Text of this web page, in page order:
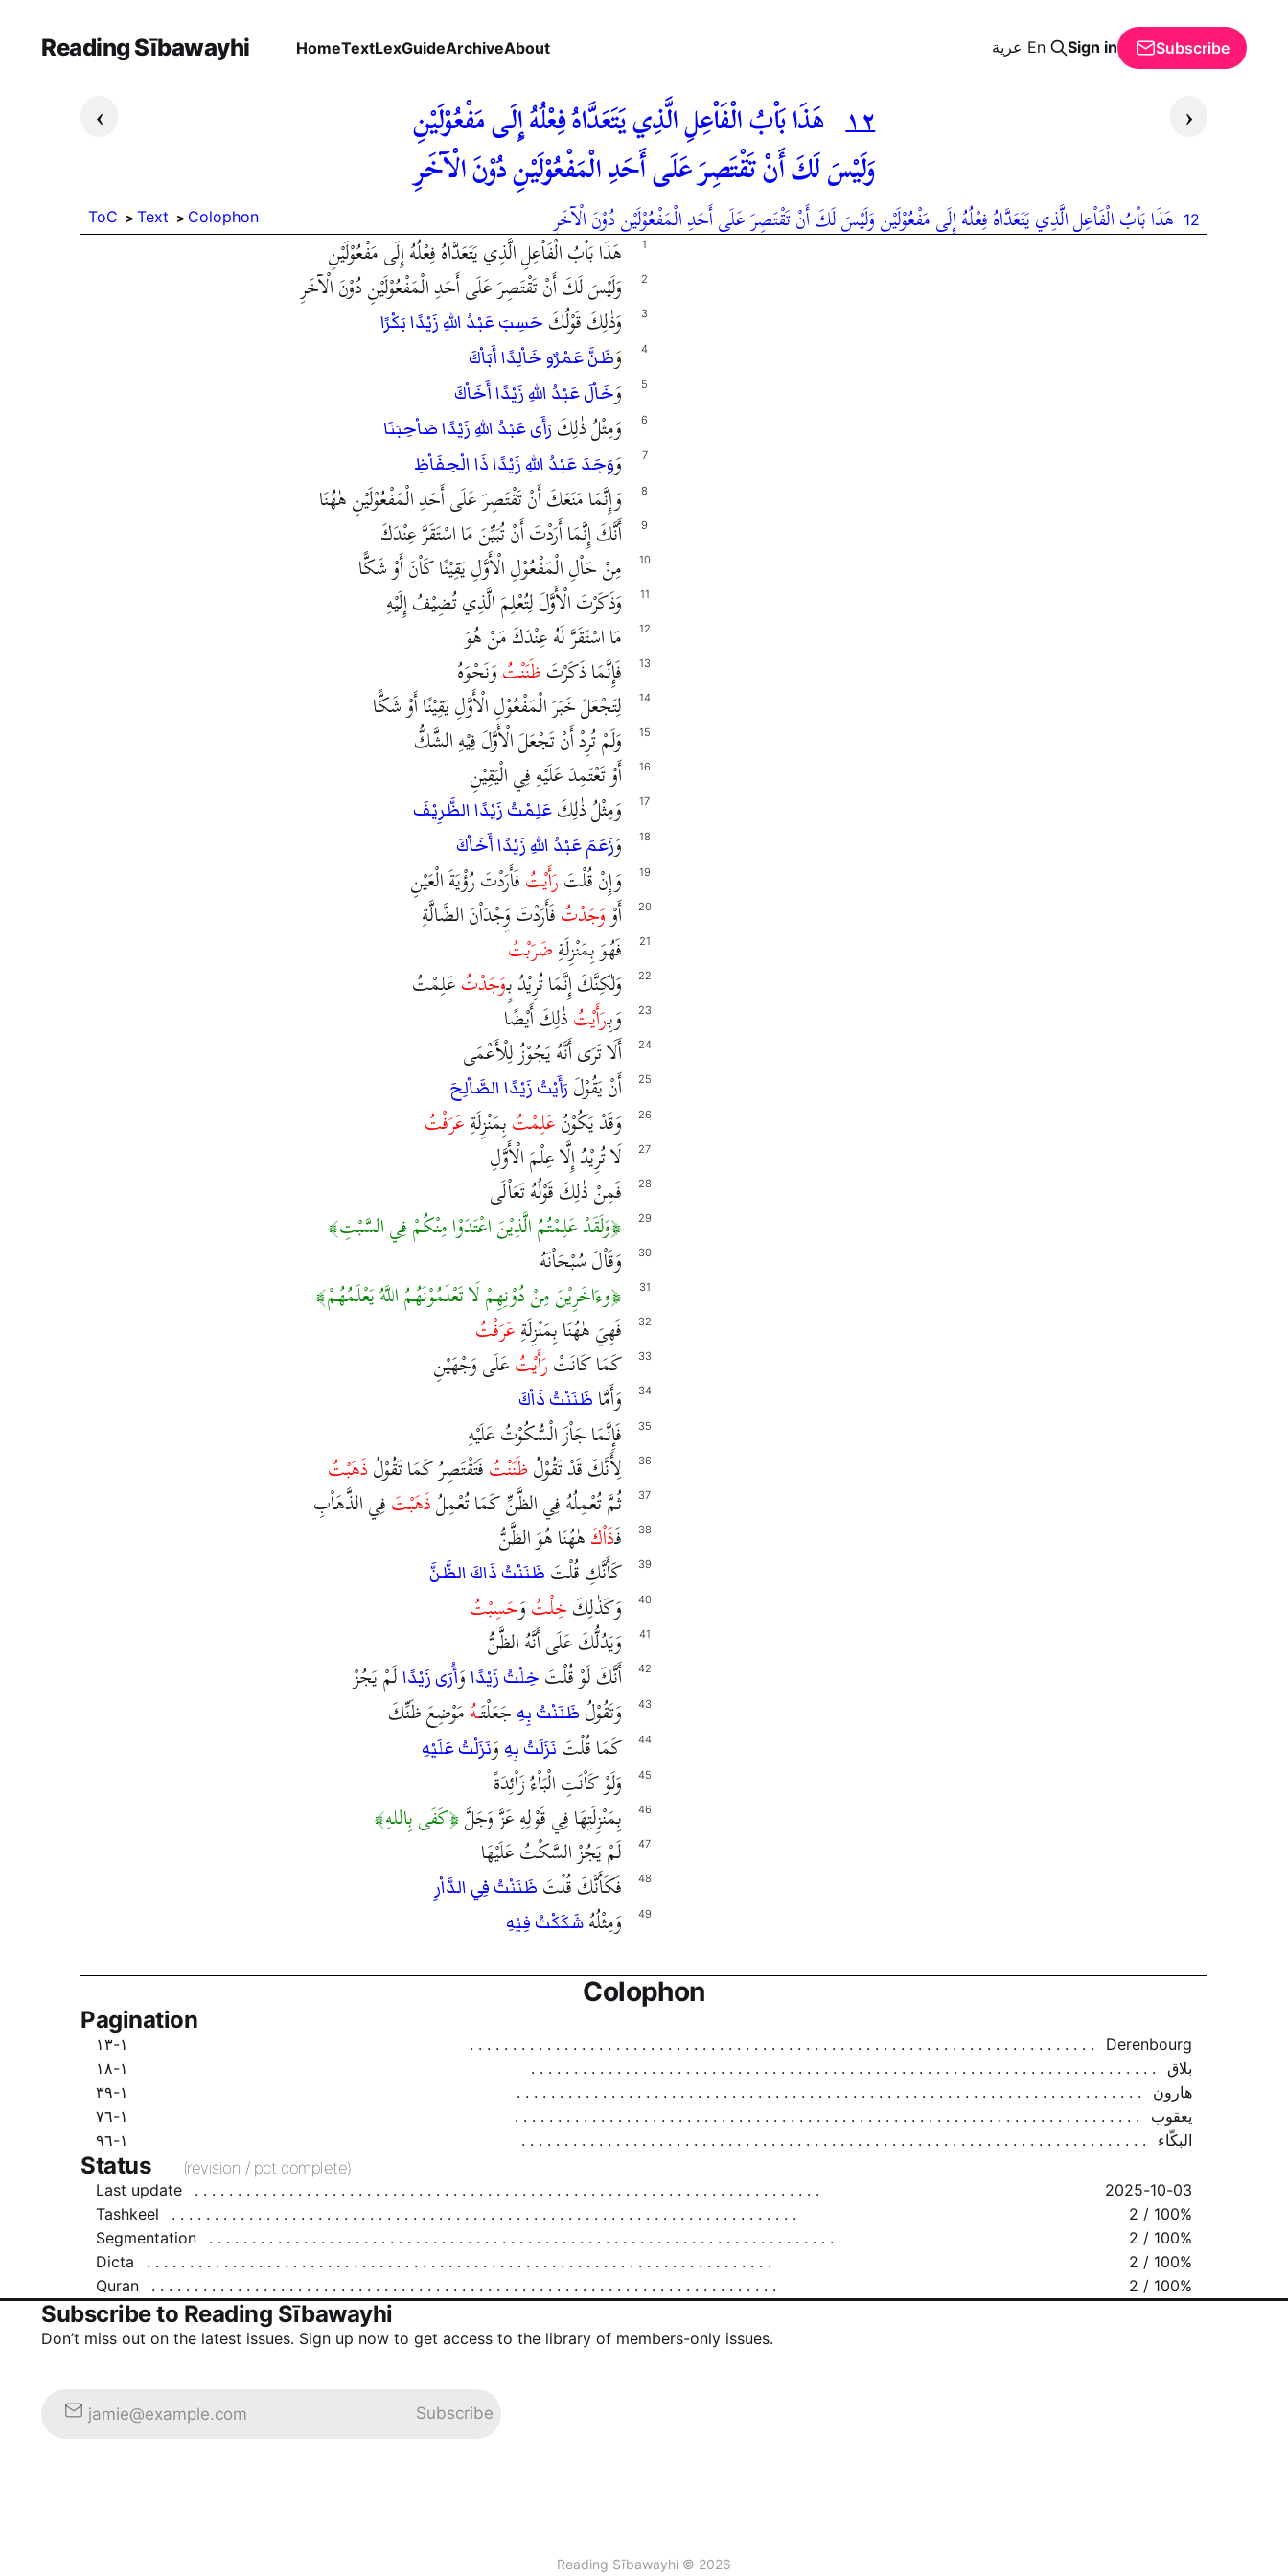
Reading Sībawayhi HomeTextLexGuideArchiveAbout عرية En Sign in Subscribe
› ‹ ١٢ هَذَا بَاْبُ الْفَاْعِلِ الَّذِي يَتَعَدَّاهُ فِعْلُهُ إِلَى مَفْعُوْلَيْنِ
وَلَيْسَ لَكَ أَنْ تَقْتَصِرَ عَلَى أَحَدِ الْمَفْعُوْلَيْنِ دُوْنَ الْآخَرِ
ToC Text Colophon 12 هَذَا بَاْبُ الْفَاْعِلِ الَّذِي يَتَعَدَّاهُ فِعْلُهُ إِلَى مَفْعُوْلَيْنِ وَلَيْسَ لَكَ أَنْ تَقْتَصِرَ عَلَى أَحَدِ الْمَفْعُوْلَيْنِ دُوْنَ الْآخَرِ
هَذَا بَاْبُ الْفَاْعِلِ الَّذِي يَتَعَدَّاهُ فِعْلُهُ إِلَى مَفْعُوْلَيْنِ
1
وَلَيْسَ لَكَ أَنْ تَقْتَصِرَ عَلَى أَحَدِ الْمَفْعُوْلَيْنِ دُوْنَ الْآخَرِ 2
وَذٰلِكَ قَوْلُكَ حَسِبَ عَبْدُ اللهِ زَيْدًا بَكْرًا 3
وَظَنَّ عَمْرٌو خَاْلِدًا أَبَاْكَ 4
وَخَاْلَ عَبْدُ اللهِ زَيْدًا أَخَاْكَ 5
وَمِثْلُ ذٰلِكَ رَأَى عَبْدُ اللهِ زَيْدًا صَاْحِبَنَا 6
وَوَجَدَ عَبْدُ اللهِ زَيْدًا ذَا الْحِفَاْظِ 7
وَإِنَّمَا مَنَعَكَ أَنْ تَقْتَصِرَ عَلَى أَحَدِ الْمَفْعُوْلَيْنِ هٰهُنَا 8
أَنَّكَ إِنَّمَا أَرَدْتَ أَنْ تُبَيِّنَ مَا اسْتَقَرَّ عِنْدَكَ 9
مِنْ حَاْلِ الْمَفْعُوْلِ الْأَوَّلِ يَقِيْنًا كَاْنَ أَوْ شَكًّا 10
وَذَكَرْتَ الْأَوَّلَ لِتُعْلِمَ الَّذِي تُضِيْفُ إِلَيْهِ 11
مَا اسْتَقَرَّ لَهُ عِنْدَكَ مَنْ هُوَ 12
فَإِنَّمَا ذَكَرْتَظَنَنْتُوَنَحْوَهُ 13
لِتَجْعَلَ خَبَرَ الْمَفْعُوْلِ الْأَوَّلِ يَقِيْنًا أَوْ شَكًّا 14
وَلَمْ تُرِدْ أَنْ تَجْعَلَ الْأَوَّلَ فِيْهِ الشَّكُّ 15
أَوْ تَعْتَمِدَ عَلَيْهِ فِي الْيَقِيْنِ 16
وَمِثْلُ ذٰلِكَ عَلِمْتُ زَيْدًا الظَّرِيْفَ 17
وَزَعَمَ عَبْدُ اللهِ زَيْدًا أَخَاْكَ 18
وَإِنْ قُلْتَرَأَيْتُفَأَرَدْتَ رُؤْيَةَ الْعَيْنِ 19
أَوْوَجَدْتُفَأَرَدْتَ وَِجْدَاْنَ الضَّالَّةِ 20
فَهُوَ بِمَنْزِلَةِضَرَبْتُ 21
وَلٰكِنَّكَ إِنَّمَا تُرِيْدُ ب‍ِِـوَجَدْتُعَلِمْتُ 22
وَبِـرَأَيْتُذٰلِكَ أَيْضًا 23
أَلَا تَرَى أَنَّهُ يَجُوْزُ لِلْأَعْمَى 24
أَنْ يَقُوْلَ رَأَيْتُ زَيْدًا الصَّاْلِحَ 25
وَقَدْ يَكُوْنُعَلِمْتُبِمَنْزِلَةِعَرَفْتُ 26
لَا تُرِيْدُ إِلَّا عِلْمَ الْأَوَّلِ 27
فَمِنْ ذٰلِكَ قَوْلُهُ تَعَاْلَى 28
وَلَقَدْ عَلِمْتُمُ الَّذِيْنَ اعْتَدَوْا مِنْكُمْ فِي السَّبْتِ 29
وَقَاْلَ سُبْحَاْنَهُ 30
وءَاخَرِيْنَ مِنْ دُوْنِهِمْ لَا تَعْلَمُوْنَهُمُ اللَّهُ يَعْلَمُهُمْ 31
فَهِيَ هٰهُنَا بِمَنْزِلَةِعَرَفْتُ 32
كَمَا كَانَتْرَأَيْتُعَلَى وَجْهَيْنِ 33
وَأَمَّا ظَنَنْتُ ذَاْكَ 34
فَإِنَّمَا جَاْزَ الْسُّكُوْتُ عَلَيْهِ 35
لِأَنَّكَ قَدْ تَقُوْلُظَنَنْتُفَتَقْتَصِرُ كَمَا تَقُوْلُذَهَبْتُ 36
ثُمَّ تُعْمِلُهُ فِي الظَّنِّ كَمَا تُعْمِلُذَهَبْتَفِي الذَّهَاْبِ 37
فَـذَاْكَهٰهُنَا هُوَ الظَّنُّ 38
كَأَنَّكِ قُلْتَ ظَنَنْتُ ذَاكَ الظَّنَّ 39
وَكَذٰلِكَخِلْتُوَحَسِبْتُ 40
وَيَدُلُّكَ عَلَى أَنَّهُ الظَّنُّ 41
أَنَّكَ لَوْ قُلْتَ خِلْتُ زَيْدًا وَأُرَى زَيْدًا لَمْ يَجُزْ 42
وَتَقُوْلُ ظَنَنْتُ بِهِ جَعَلْتَــهُمَوْضِعَ ظَنِّكَ 43
كَمَا قُلْتَ نَزَلَتُ بِهِ وَنَزَلْتُ عَلَيْهِ 44
وَلَوْ كَاْنَتِ الْبَاْءُ زَاْئِدَةً 45
بِمَنْزِلَتِهَا فِي قَوْلِهِ عَزَّ وَجَلَّ كَفَى بِاللهِ 46
لَمْ يَجُزْ السَّكْتُ عَلَيْهَا 47
فَكَأَنَّكَ قُلْتَ ظَنَنْتُ فِي الدَّاْرِ 48
وَمِثْلُهُ شَكَكْتُ فِيْهِ 49
Colophon
Pagination
Derenbourg
١-١٣
بلاق
١-١٨
هارون
١-٣٩
يعقوب
١-٧٦
البكّاء
١-٩٦
Status
(revision / pct complete)
Last update
2025-10-03
Tashkeel
2 / 100%
Segmentation
2 / 100%
Dicta
2 / 100%
Quran
2 / 100%
Subscribe to Reading Sībawayhi
Don’t miss out on the latest issues. Sign up now to get access to the library of members-only issues.
jamie@example.com Subscribe
Reading Sībawayhi © 2026